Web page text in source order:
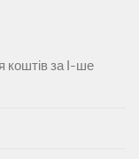
коштів за І-ше